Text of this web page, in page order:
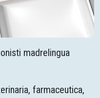
madrelingua
farmaceutica,